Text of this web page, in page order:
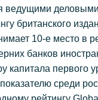
ведущими
британского
10-е место в
банков
капитала первого
среди